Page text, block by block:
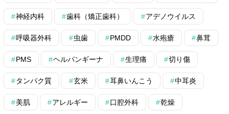
神経内科 歯科（矯正歯科） アデノウイルス
呼吸器外科 虫歯 PMDD 水疱瘡 鼻茸
PMS ヘルパンギーナ 生理痛 切り傷
タンパク質 玄米 耳鼻いんこう 中耳炎
美肌 アレルギー 口腔外科 乾燥